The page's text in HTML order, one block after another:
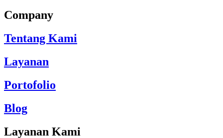
Company
Tentang Kami
Layanan
Portofolio
Blog
Layanan Kami